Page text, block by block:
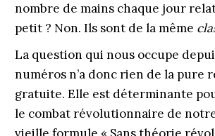
nombre de mains chaque jour
petit ? Non. Ils sont de la même
La question qui nous occupe
numéros n’a donc rien de la pure
gratuite. Elle est déterminante
le combat révolutionnaire de